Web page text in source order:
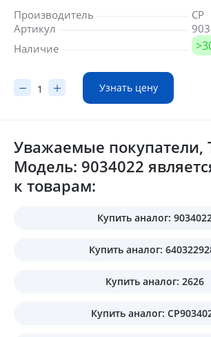
Производитель
CP
Артикул
Наличие
Узнать цену
Уважаемые покупатели,
Модель: 9034022
к товарам:
Купить аналог:
Купить аналог:
Купить аналог: 2626
Купить аналог: